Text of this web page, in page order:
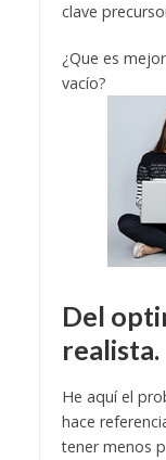
clave
¿Que es
vacío?
Del
realista.
He aquí el
hace
tener menos